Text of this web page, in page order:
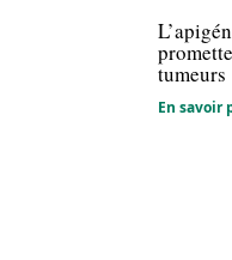
tumeurs
En savoir